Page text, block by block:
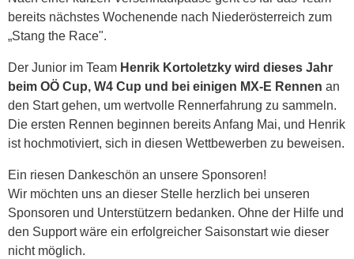
bereits nächstes Wochenende nach Niederösterreich zum
„Stang the Race".
Der Junior im Team Henrik Kortoletzky wird dieses Jahr
beim OÖ Cup, W4 Cup und bei einigen MX-E Rennen an
den Start gehen, um wertvolle Rennerfahrung zu sammeln.
Die ersten Rennen beginnen bereits Anfang Mai, und Henrik
ist hochmotiviert, sich in diesen Wettbewerben zu beweisen.
Ein riesen Dankeschön an unsere Sponsoren!
Wir möchten uns an dieser Stelle herzlich bei unseren
Sponsoren und Unterstützern bedanken. Ohne der Hilfe und
den Support wäre ein erfolgreicher Saisonstart wie dieser
nicht möglich.